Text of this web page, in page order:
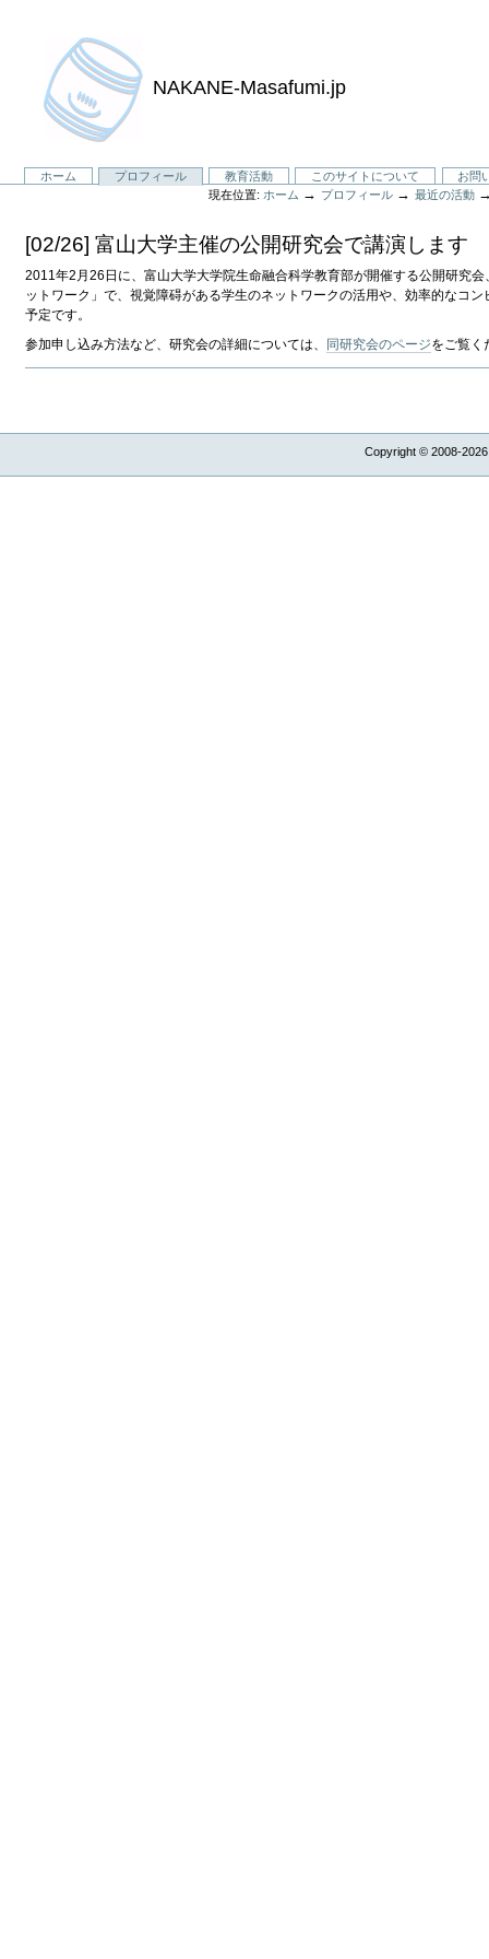
NAKANE-Masafumi.jp
ホーム プロフィール 教育活動 このサイトについて
お問
現在位置: ホーム → プロフィール →最近の活動
[02/26] 富山大学主催の公開研究会で講演します
2011年2月26日に、富山大学大学院生命融合科学教育部が開催する公開研究
ットワーク」で、視覚障碍がある学生のネットワークの活用や、効率的なコ
予定です。
参加申し込み方法など、研究会の詳細については、
同研究会のページをご覧く
Copyright © 2008-